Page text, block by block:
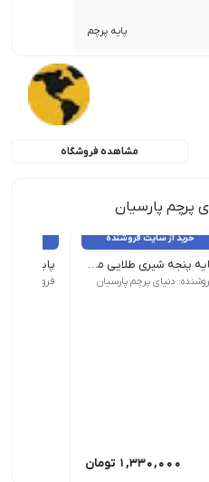
پایه پرچم
مشاهده فروشگاه
پرچم پارسیان
خرید از سایت فروشنده
پایه پنجه شیری طلایی ممتاز
قابل تنظیم ارتفاع تا 240 س.م | قطر پایه : 30 س.م | تعداد : زیر 5 عدد
دنیای پرچم پارسیان
1,330,000 تومان
پایه
*میله قابل تنظیم
فروشنده: